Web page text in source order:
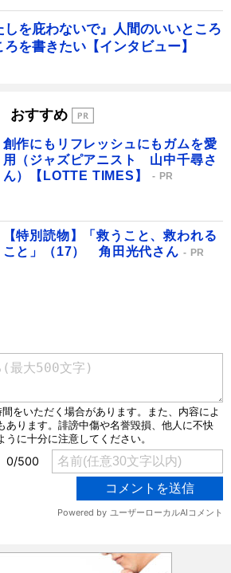
を庇わないで』人間のいいところ
を書きたい【インタビュー】
おすすめ
創作にもリフレッシュにもガムを愛
用（ジャズピアニスト 山中千尋さ
ん）【LOTTE TIMES】
PR
【特別読物】「救うこと、救われる
こと」（17） 角田光代さん
PR